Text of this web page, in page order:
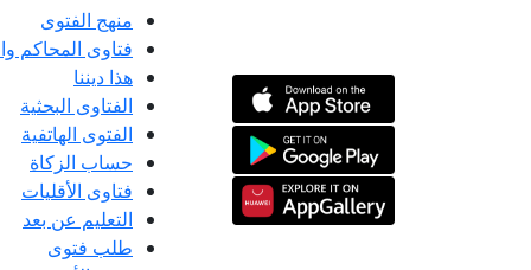
منهج الفتوى
فتاوى المحاكم
هذا ديننا
الفتاوى البحثية
الفتوى الهاتفية
حساب الزكاة
فتاوى الأقليات
التعليم عن بعد
طلب فتوى